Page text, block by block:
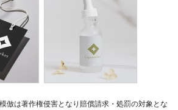
倣は著作権侵害となり賠償請求・処罰の対象とな